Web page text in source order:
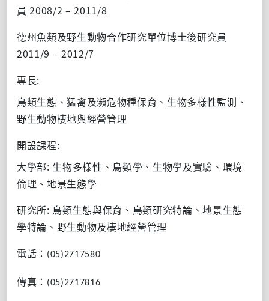
員 2008/2 –2011/8
德州魚類及野生動物合作研究單位博士後研究員
2011/9 –2012/7
專長:
鳥類生態、猛禽及瀕危物種保育、生物多樣性監測、
野生動物棲地與經營管理
開設課程:
大學部: 生物多樣性、鳥類學、生物學及實驗、環境
倫理、地景生態學
研究所: 鳥類生態與保育、鳥類研究特論、地景生態
學特論、野生動物及棲地經營管理
電話： (05)2717580
傳真： (05)2717816